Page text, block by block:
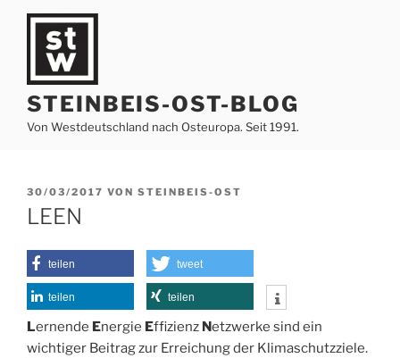
Zum
springen
STEINBEIS-OST-BLOG
Von Westdeutschland nach Osteuropa. Seit 1991.
VERÖFFENTLICHT
AM
30/03/2017 VON STEINBEIS-OST
LEEN
teilen tweet
teilen teilen
Lernende Energie Effizienz Netzwerke sind ein
wichtiger Beitrag zur Erreichung der Klimaschutzziele.